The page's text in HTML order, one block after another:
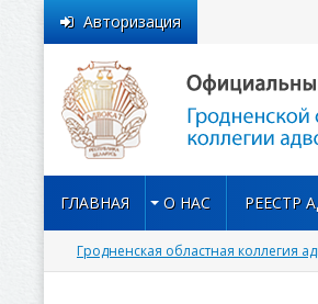
Авторизация
ГЛАВНАЯ О НАС РЕЕСТР
Гродненская областная коллегия